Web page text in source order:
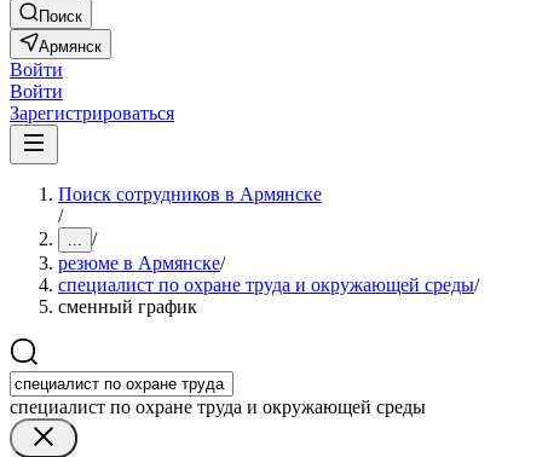
Поиск
Армянск
Войти
Войти
Зарегистрироваться
Поиск сотрудников в Армянске
/
... /
резюме в Армянске/
специалист по охране труда и окружающей среды/
сменный график
специалист по охране труда и окружающей среды